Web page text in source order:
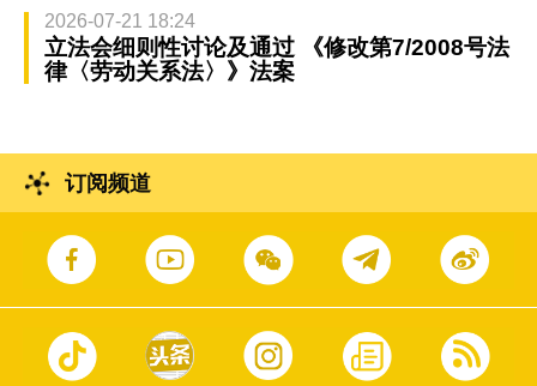
2026-07-21 18:24
立法会细则性讨论及通过 《修改第7/2008号法
律〈劳动关系法〉》法案
订阅频道